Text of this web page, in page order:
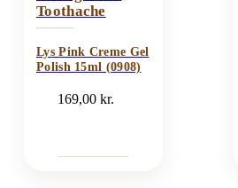
Toothache
Lys Pink Creme Gel
Polish 15ml (0908)
169,00kr.